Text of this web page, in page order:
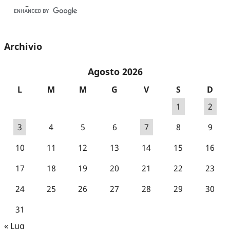
Archivio
Agosto 2026
L M M G V S
D
1
2
3
4 5 6 7 8
9
10
11 12 13 14 15
16
17
18 19 20 21 22
23
24
25 26 27 28 29
30
31
« Lug